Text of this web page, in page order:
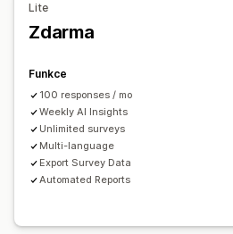
Panel analytiky
Notifikace
Net Promoter Score (NPS)
Ponákupní Atribuce
Správa odeslaných příspěvků
SMS E-mail Export dat
Lite
Zdarma
Funkce
100 responses / mo
Weekly AI Insights
Unlimited surveys
Multi-language
Export Survey Data
Automated Reports